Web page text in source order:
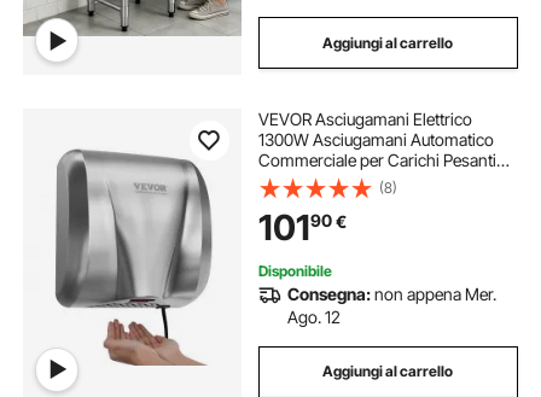
Aggiungi al carrello
VEVOR Asciugamani Elettrico
1300W Asciugamani Automatico
Commerciale per Carichi Pesanti
Filtro HEPA ad Alta Velocità in
Acciaio Inossidabile 2 Scelte di
Potenza per WC Uso Commerciale
325x295x180 mm
(8)
10190€
Disponibile
Consegna:non appena Mer.
Ago. 12
Aggiungi al carrello